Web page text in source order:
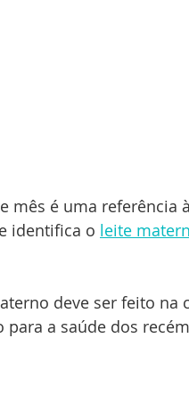
mês é uma referência
identifica o leite
deve ser feito na
a saúde dos